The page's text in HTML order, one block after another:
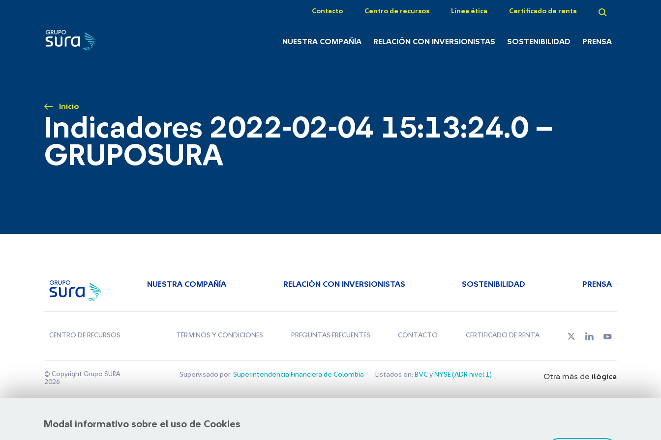
Contacto Centro de recursos Línea ética Certificado de renta
NUESTRA COMPAÑÍA RELACIÓN CON INVERSIONISTAS SOSTENIBILIDAD PRENSA
Inicio
Indicadores 2022-02-04 15:13:24.0 –
GRUPOSURA
Modal informativo sobre el uso de Cookies
NUESTRA COMPAÑÍA RELACIÓN CON INVERSIONISTAS SOSTENIBILIDAD PRENSA
CENTRO DE RECURSOS TÉRMINOS Y CONDICIONES PREGUNTAS FRECUENTES CONTACTO CERTIFICADO DE RENTA
© Copyright Grupo SURA
2026
Supervisado por: Superintendencia Financiera de Colombia Listados en: BVCy NYSE (ADR nivel 1) Otra más de ilógica